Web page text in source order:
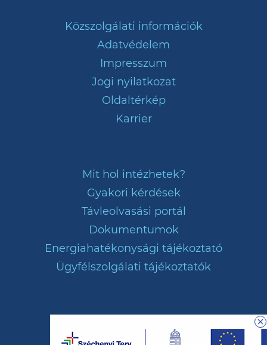
Közszolgálati információk
Adatvédelem
Impresszum
Jogi nyilatkozat
Oldaltérkép
Karrier
Mit hol intézhetek?
Gyakori kérdések
Távleolvasási portál
Dokumentumok
Energiahatékonysági tájékoztató
Ügyfélszolgálati tájékoztatók